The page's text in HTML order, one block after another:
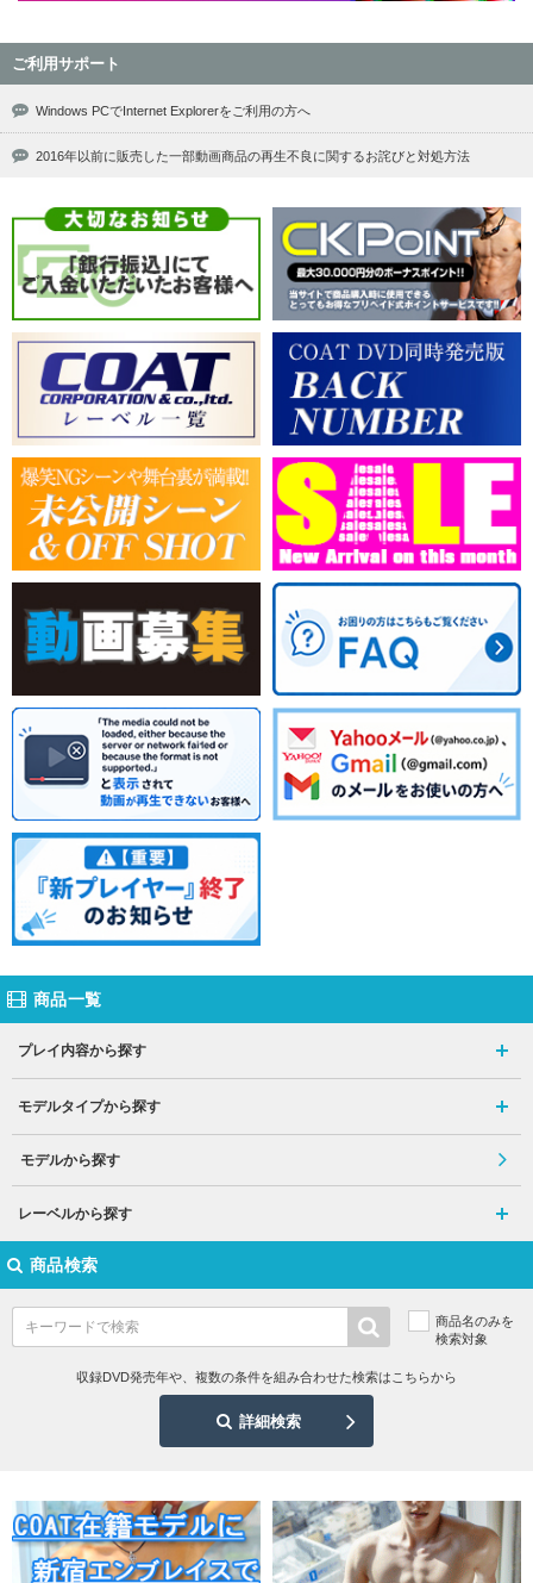
ご利用サポート
Windows PCでInternet Explorerをご利用の方へ
2016年以前に販売した一部動画商品の再生不良に関するお詫びと対処方法
商品一覧
プレイ内容から探す
モデルタイプから探す
モデルから探す
レーベルから探す
商品検索
商品名のみを
検索対象
収録DVD発売年や、複数の条件を組み合わせた検索はこちらから
詳細検索